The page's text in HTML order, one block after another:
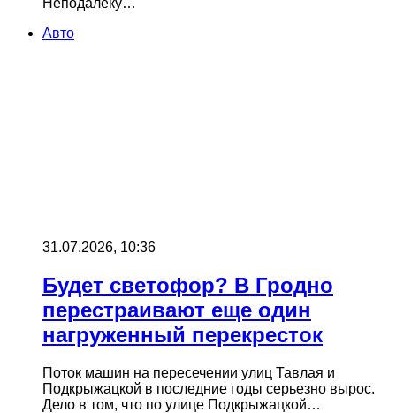
Авто
31.07.2026, 10:36
Будет светофор? В Гродно
перестраивают еще один
нагруженный перекресток
Поток машин на пересечении улиц Тавлая и
Подкрыжацкой в последние годы серьезно вырос.
Дело в том, что по улице Подкрыжацкой…